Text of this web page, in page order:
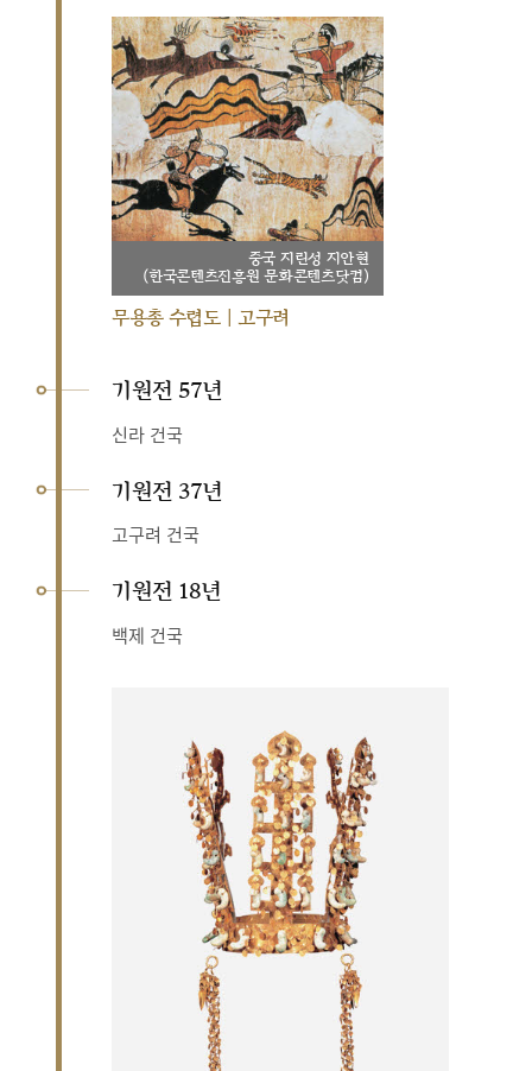
중국 지린성 지안현
(한국콘텐츠진흥원 문화콘텐츠닷컴)
무용총 수렵도 | 고구려
기원전 57년
신라 건국
기원전 37년
고구려 건국
기원전 18년
백제 건국